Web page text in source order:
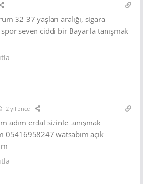
32-37 yaşları aralığı, sigara
seven ciddi bir Bayanla tanışmak
2 yıl önce
adım erdal sizinle tanışmak
watsabım açık